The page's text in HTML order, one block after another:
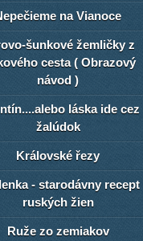
na Vianoce
šunkové žemličky z
cesta ( Obrazový
návod )
láska ide cez
žalúdok
Královské řezy
- starodávny recept
ruských žien
Ruže zo zemiakov